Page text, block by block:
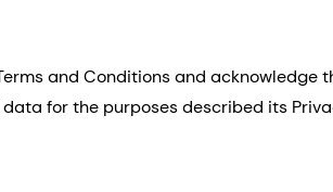
and Conditions and acknowledge
for the purposes described its